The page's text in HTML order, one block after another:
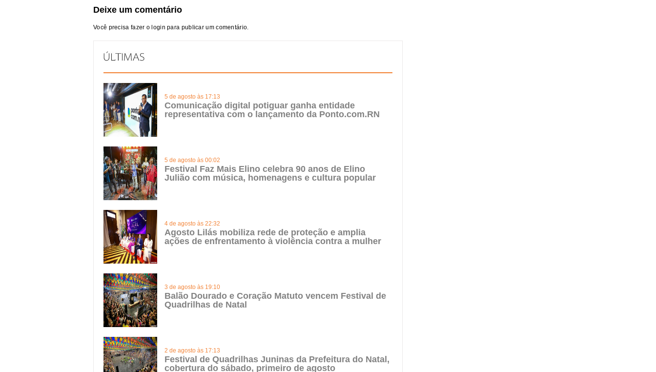
Deixe um comentário
Você precisa fazer o login para publicar um comentário.
5 de agosto às 17:13
Comunicação digital potiguar ganha entidade
representativa com o lançamento da Ponto.com.RN
5 de agosto às 00:02
Festival Faz Mais Elino celebra 90 anos de Elino
Julião com música, homenagens e cultura popular
4 de agosto às 22:32
Agosto Lilás mobiliza rede de proteção e amplia
ações de enfrentamento à violência contra a mulher
3 de agosto às 19:10
Balão Dourado e Coração Matuto vencem Festival de
Quadrilhas de Natal
2 de agosto às 17:13
Festival de Quadrilhas Juninas da Prefeitura do Natal,
cobertura do sábado, primeiro de agosto